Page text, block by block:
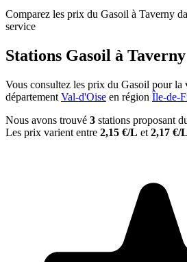
Comparez les prix du Gasoil à Taverny
service
Stations Gasoil à Taverny
Vous consultez les prix du Gasoil pour la
département Val-d'Oise en région Île-de-
Nous avons trouvé 3 stations proposant
Les prix varient entre 2,15 €/L et 2,17 €/L